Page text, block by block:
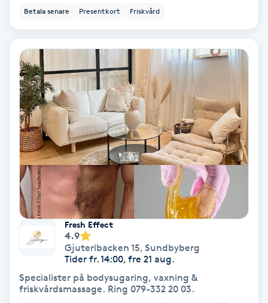
Kemisk peeling
Keratinbehandling
Kinesiologi
Kinesisk medicin
Kiropraktik
Klangmassage
Klippning
Klippning & Slingor
Klippning ungdom
Betala senare Presentkort Friskvård
Fresh Effect
4.9
Gjuteribacken 15, Sundbyberg
Tider fr. 14:00, fre 21 aug.
Specialister på bodysugaring, vaxning &
friskvårdsmassage. Ring 079-332 20 03.